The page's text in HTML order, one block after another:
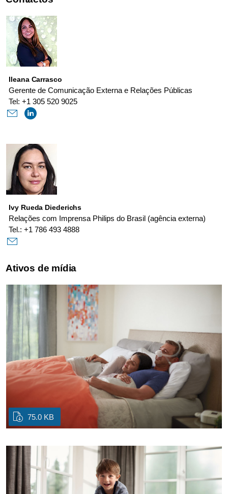
Ileana Carrasco
Gerente de Comunicação Externa e Relações Públicas
Tel: +1 305 520 9025
Ivy Rueda Diederichs
Relações com Imprensa Philips do Brasil (agência externa)
Tel.: +1 786 493 4888
Ativos de mídia
75.0 KB